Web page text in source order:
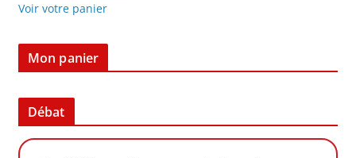
Voir votre panier
Mon panier
Débat